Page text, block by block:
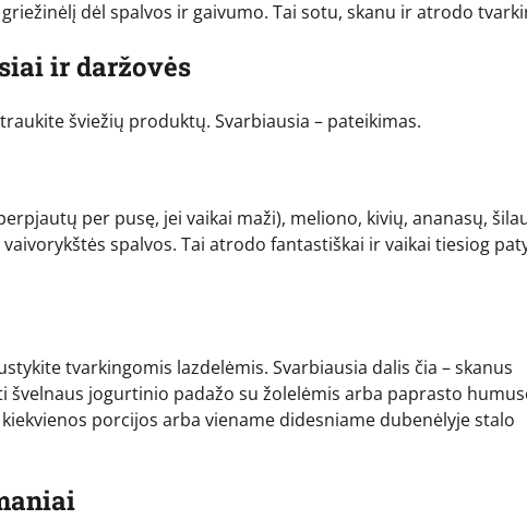
dėl spalvos ir gaivumo. Tai sotu, skanu ir atrodo
ir daržovės
šviežių produktų. Svarbiausia – pateikimas.
per pusę, jei vaikai maži), meliono, kivių, ananasų,
spalvos. Tai atrodo fantastiškai ir vaikai tiesiog
tvarkingomis lazdelėmis. Svarbiausia dalis čia – skanus
švelnaus jogurtinio padažo su žolelėmis arba paprasto
porcijos arba viename didesniame dubenėlyje stalo